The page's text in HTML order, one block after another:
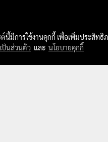
ต์นี้มีการใช้งานคุกกี้ เพื่อเพิ่มประสิท
ป็นส่วนตัว และ นโยบายคุกกี้